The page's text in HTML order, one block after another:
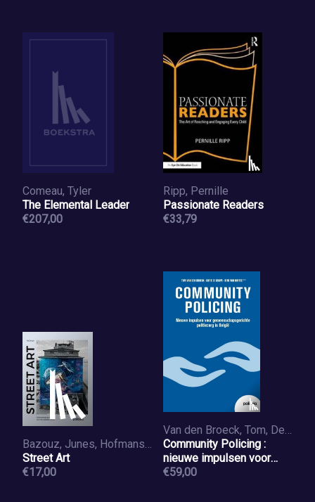
Comeau, Tyler
The Elemental Leader
€207,00
Ripp, Pernille
Passionate Readers
€33,79
Bazouz, Junes, Hofmans, Maarten
Street Art
€17,00
Van den Broeck, Tom, De Kimpe, Sofie, Van Nuffel, Dirk
Community Policing :
nieuwe impulsen voor
gemeenschapsgerichte
€59,00